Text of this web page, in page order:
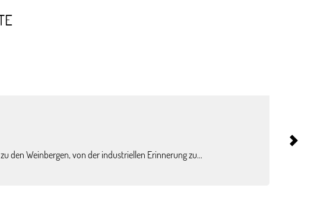
den Weinbergen, von der industriellen Erinnerung zu...